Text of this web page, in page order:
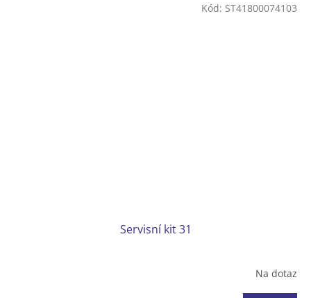
Servisní kit 31
Na dotaz
Kód: ST41800074103